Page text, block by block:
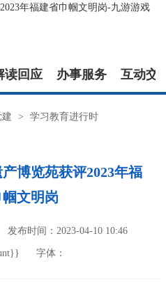
年福建省巾帼文明岗-九游游戏
读回应 办事服务 互动交
> 学习教育进行时
博览苑获评2023年福
文明岗
发布时间：2023-04-10 10:46
字体：